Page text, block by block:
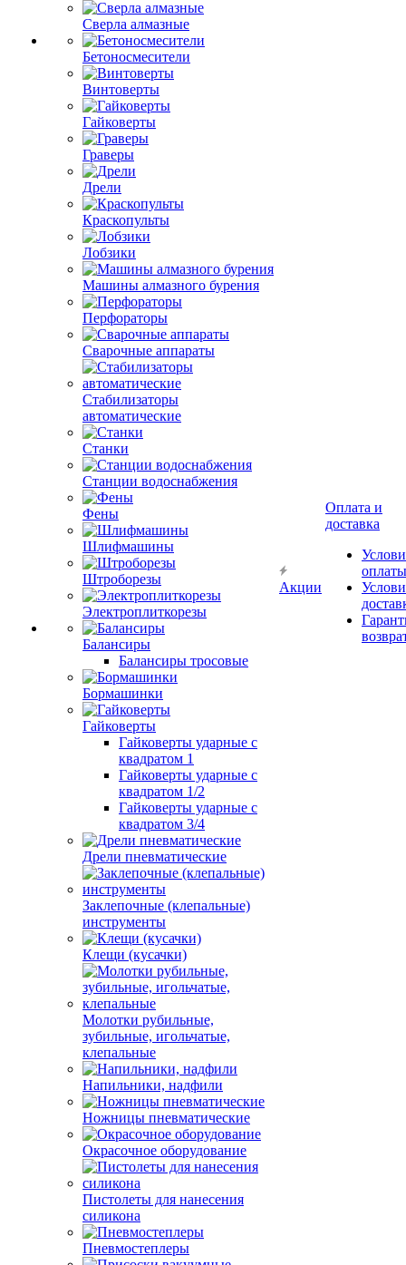
Сверла алмазные
Бетоносмесители
Винтоверты
Гайковерты
Граверы
Дрели
Краскопульты
Лобзики
Машины алмазного бурения
Перфораторы
Сварочные аппараты
Стабилизаторы
автоматические
Станки
Станции водоснабжения
Фены
Шлифмашины
Штроборезы
Электроплиткорезы
Балансиры
Балансиры тросовые
Бормашинки
Гайковерты
Гайковерты ударные с
квадратом 1
Гайковерты ударные с
квадратом 1/2
Гайковерты ударные с
квадратом 3/4
Дрели пневматические
Заклепочные (клепальные)
инструменты
Клещи (кусачки)
Молотки рубильные,
зубильные, игольчатые,
клепальные
Напильники, надфили
Ножницы пневматические
Окрасочное оборудование
Пистолеты для нанесения
силикона
Пневмостеплеры
Акции
Оплата и
доставка
оплаты